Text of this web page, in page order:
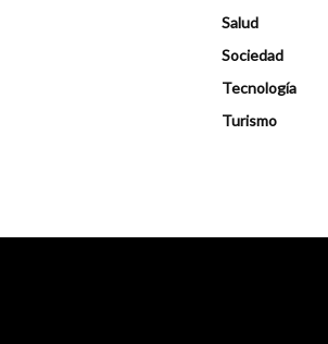
Salud
Sociedad
Tecnología
Turismo